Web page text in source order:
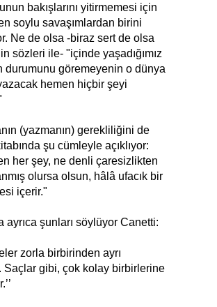
bakışlarını yitirmemesi için
soylu savaşımlardan birini
Ne de olsa -biraz sert de olsa
sözleri ile- "içinde yaşadığımız
durumunu göremeyenin o dünya
hemen hiçbir şeyi
(yazmanın) gerekliliğini de
şu cümleyle açıklıyor:
her şey, ne denli çaresizlikten
olursa olsun, hâlâ ufacık bir
içerir."
ayrıca şunları söylüyor Canetti:
zorla birbirinden ayrı
Saçlar gibi, çok kolay birbirlerine